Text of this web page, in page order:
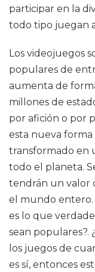
participar en la
todo tipo juegan
Los videojuegos
populares de
aumenta de
millones de
por afición o por
esta nueva
transformado en
todo el planeta.
tendrán un valor
el mundo entero.
es lo que
sean populares?.
los juegos de
es sí, entonces